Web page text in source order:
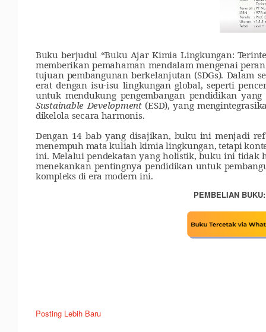
Buku berjudul “Buku Ajar Kimia Lingkungan:
memberikan pemahaman mendalam mengenai
tujuan pembangunan berkelanjutan (SDGs). Dalam
erat dengan isu-isu lingkungan global, seperti
untuk mendukung pengembangan pendidikan
Sustainable Development(ESD), yang
dikelola secara harmonis.
Dengan 14 bab yang disajikan, buku ini menjadi
menempuh mata kuliah kimia lingkungan, tetapi
ini. Melalui pendekatan yang holistik, buku ini tidak
menekankan pentingnya pendidikan untuk
kompleks di era modern ini.
PEMBELIAN BUKU:
Posting Lebih Baru